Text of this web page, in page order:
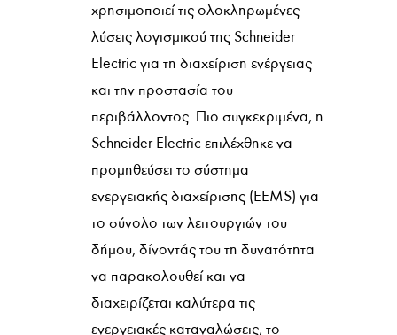
χρησιμοποιεί τις ολοκληρωμένες
λύσεις λογισμικού της Schneider
Electric για τη διαχείριση ενέργειας
και την προστασία του
περιβάλλοντος. Πιο συγκεκριμένα, η
Schneider Electric επιλέχθηκε να
προμηθεύσει το σύστημα
ενεργειακής διαχείρισης (EEMS) για
το σύνολο των λειτουργιών του
δήμου, δίνοντάς του τη δυνατότητα
να παρακολουθεί και να
διαχειρίζεται καλύτερα τις
ενεργειακές καταναλώσεις, το